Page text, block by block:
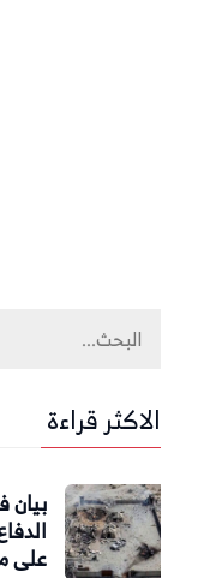
الاكثر قراءة
بيان
على